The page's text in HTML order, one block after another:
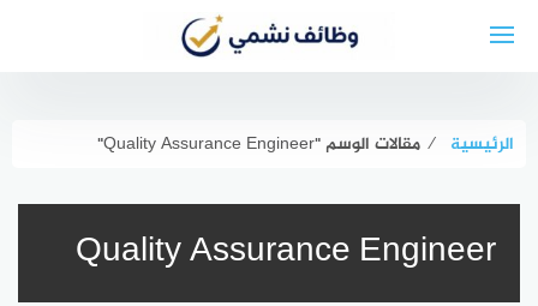
الرئيسية ⁄ مقالات الوسم "Quality Assurance Engineer"
Quality Assurance Engineer